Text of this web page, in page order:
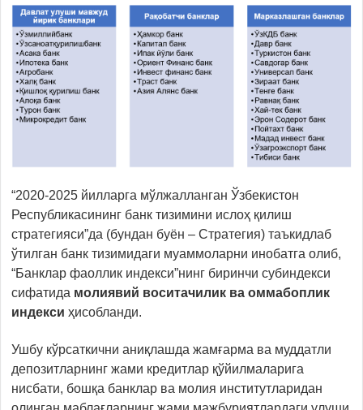
“2020-2025 йилларга мўлжалланган Ўзбекистон
Республикасининг банк тизимини ислоҳ қилиш
стратегияси”да (бундан буён – Стратегия) таъкидлаб
ўтилган банк тизимидаги муаммоларни инобатга олиб,
“Банклар фаоллик индекси”нинг биринчи субиндекси
сифатида молиявий воситачилик ва оммабоплик
индекси ҳисобланди.
Ушбу кўрсаткични аниқлашда жамғарма ва муддатли
депозитларнинг жами кредитлар қўйилмаларига
нисбати, бошқа банклар ва молия институтларидан